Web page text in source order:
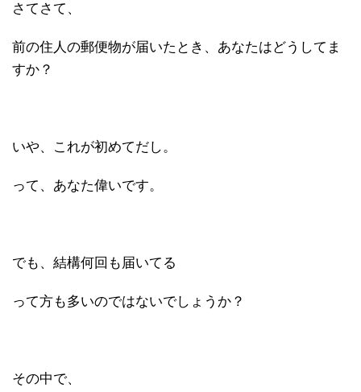
さてさて、
前の住人の郵便物が届いたとき、あなたはどうしてま
すか？
いや、これが初めてだし。
って、あなた偉いです。
でも、結構何回も届いてる
って方も多いのではないでしょうか？
その中で、